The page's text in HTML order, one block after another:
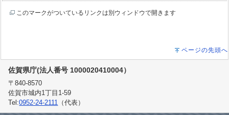
このマークがついているリンクは別ウィンドウで開きます
ページの先頭へ
佐賀県庁(法人番号 1000020410004）
〒840-8570
佐賀市城内1丁目1-59
Tel:0952-24-2111 （代表）